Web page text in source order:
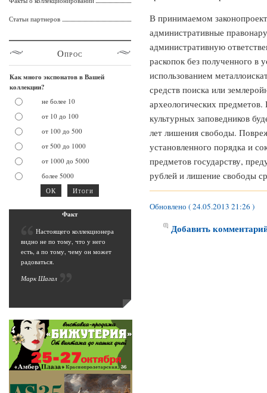
В принимаемом
административные
административную
раскопок без полученного в
использованием
средств поиска или
археологических
культурных заповедников
лет лишения свободы.
установленного порядка и
предметов государству,
рублей и лишение свободы
Обновлено ( 24.05.2013 21:26 )
Добавить
Статьи партнеров
Опрос
Как много экспонатов в Вашей
коллекции?
не более 10
от 10 до 100
от 100 до 500
от 500 до 1000
от 1000 до 5000
более 5000
Факт
Настоящего коллекционера
видно не по тому, что у него
есть, а по тому, чему он может
радоваться.
Марк Шагал